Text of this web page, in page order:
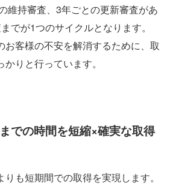
維持審査、3年ごとの更新審査があ
でが1つのサイクルとなります。
お客様の不安を解消するために、取
りと行っています。
での時間を短縮×確実な取得
も短期間での取得を実現します。